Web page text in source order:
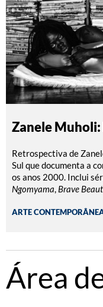
Zanele
Retrospectiva de
Sul que documenta a
os anos 2000. Inclui
Ngomyama, Brave
ARTE
Área